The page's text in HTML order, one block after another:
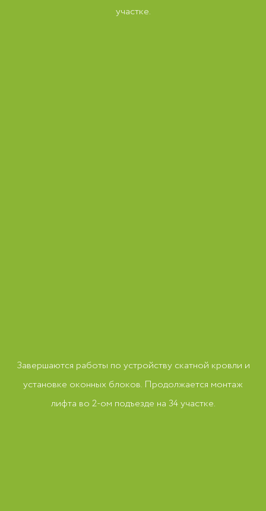
участке.
Завершаются работы по устройству скатной кровли и
установке оконных блоков. Продолжается монтаж
лифта во 2-ом подъезде на 34 участке.